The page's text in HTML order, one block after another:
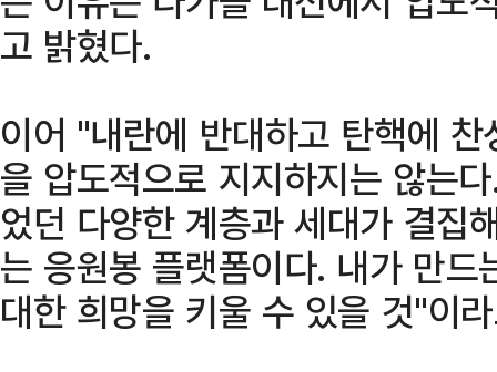
고 밝혔다.
이어 "내란에 반대하고 탄핵에
을 압도적으로 지지하지는 않는
었던 다양한 계층과 세대가 결집
는 응원봉 플랫폼이다. 내가 만
대한 희망을 키울 수 있을 것"이